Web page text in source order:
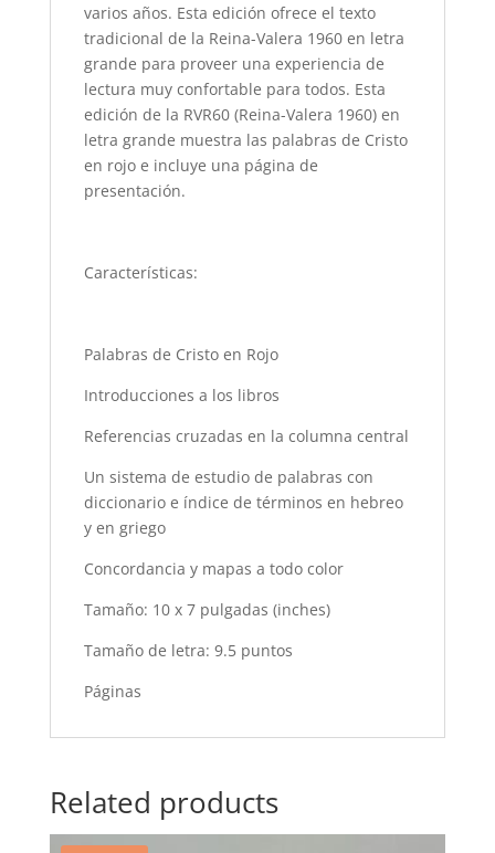
varios años. Esta edición ofrece el texto
tradicional de la Reina-Valera 1960 en letra
grande para proveer una experiencia de
lectura muy confortable para todos. Esta
edición de la RVR60 (Reina-Valera 1960) en
letra grande muestra las palabras de Cristo
en rojo e incluye una página de
presentación.
Características:
Palabras de Cristo en Rojo
Introducciones a los libros
Referencias cruzadas en la columna central
Un sistema de estudio de palabras con
diccionario e índice de términos en hebreo
y en griego
Concordancia y mapas a todo color
Tamaño: 10 x 7 pulgadas (inches)
Tamaño de letra: 9.5 puntos
Páginas
Related products